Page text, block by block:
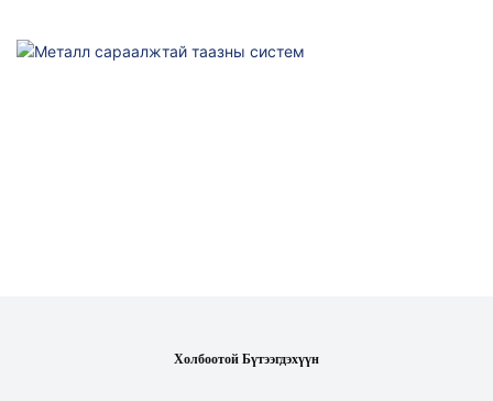
Холбоотой Бүтээгдэхүүн